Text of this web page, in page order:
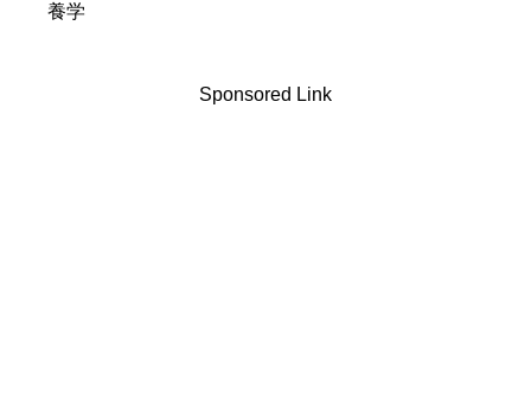
養学
Sponsored Link